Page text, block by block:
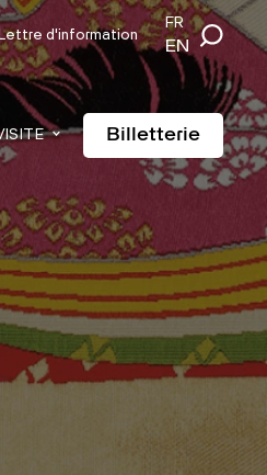
Billetterie
d'information
FR
EN